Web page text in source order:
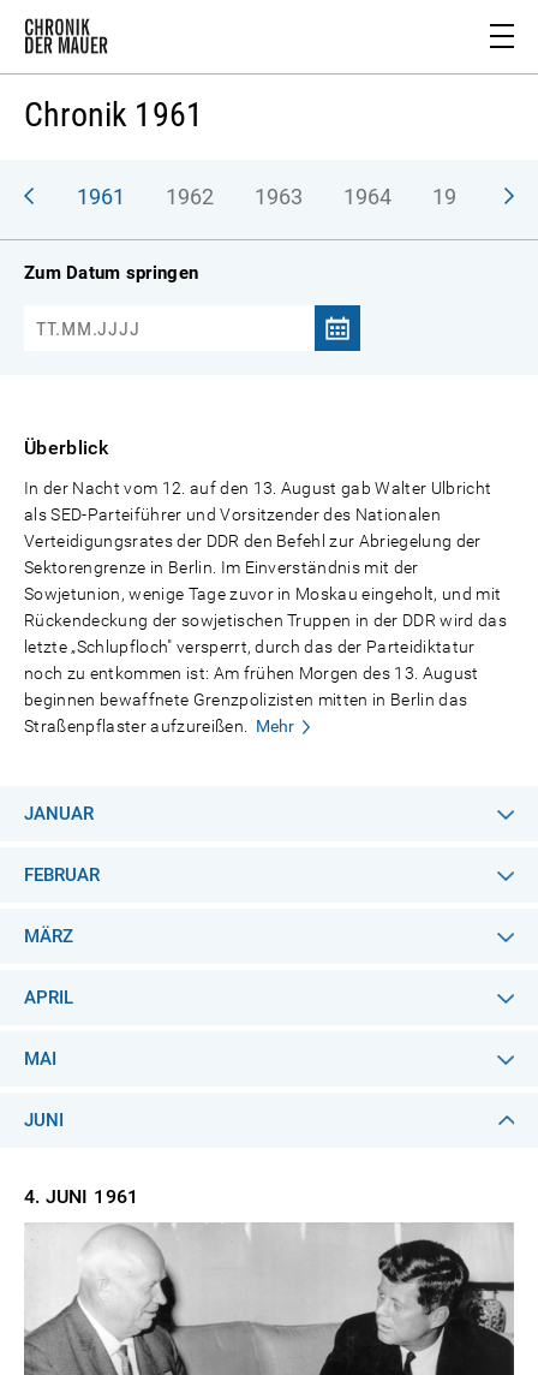
Chronik 1961
1961 1962 1963 1964 1965
Zum Datum springen
Überblick
In der Nacht vom 12. auf den 13. August gab Walter Ulbricht
als SED-Parteiführer und Vorsitzender des Nationalen
Verteidigungsrates der DDR den Befehl zur Abriegelung der
Sektorengrenze in Berlin. Im Einverständnis mit der
Sowjetunion, wenige Tage zuvor in Moskau eingeholt, und mit
Rückendeckung der sowjetischen Truppen in der DDR wird das
letzte „Schlupfloch" versperrt, durch das der Parteidiktatur
noch zu entkommen ist: Am frühen Morgen des 13. August
beginnen bewaffnete Grenzpolizisten mitten in Berlin das
Straßenpflaster aufzureißen.
Mehr
JANUAR
FEBRUAR
MÄRZ
APRIL
MAI
JUNI
4. JUNI 1961